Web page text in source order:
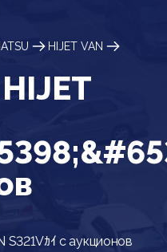
HIJET VAN
S321Vｶｲ с аукционов